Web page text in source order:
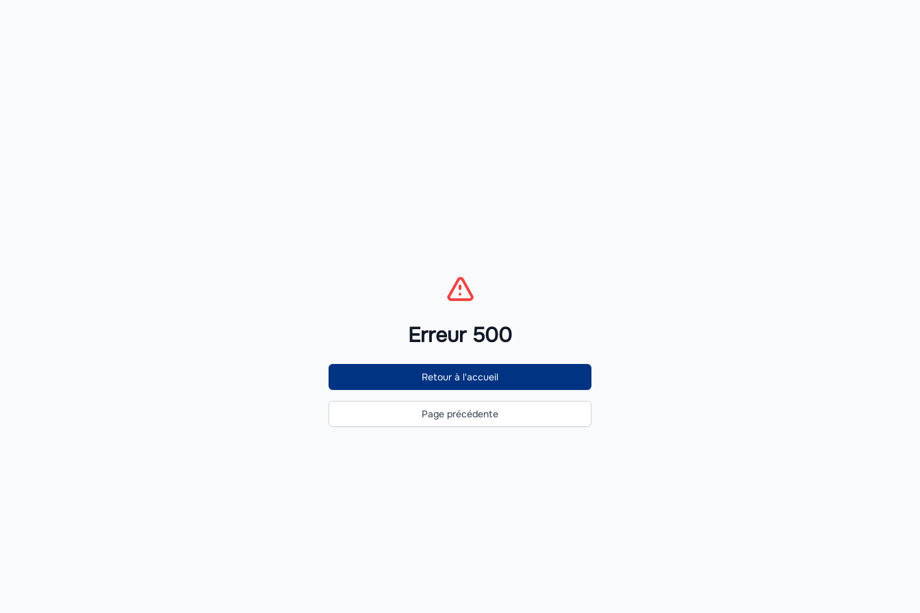
Erreur 500
Retour à l'accueil
Page précédente